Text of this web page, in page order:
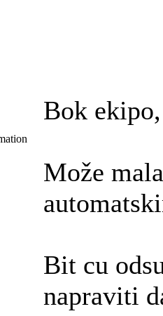
Bok ekipo,
Može
Bit cu
napraviti